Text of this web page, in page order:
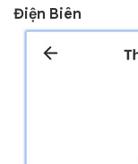
Điện Biên